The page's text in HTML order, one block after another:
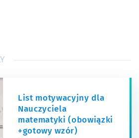
List motywacyjny dla
Nauczyciela
matematyki (obowiązki
+gotowy wzór)